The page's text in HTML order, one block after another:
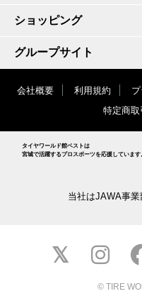
ショッピング
グループサイト
会社概要 利用規約
特定商
タイヤワールド館ベストは
宮城で活躍するプロスポーツを応援しています
当社はJAWA事
© TIRE